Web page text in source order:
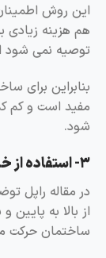
این روش
هم هزینه زیادی
توصیه نمی شود
مفید است و کم
شود.
۳- استفاده از خدمات راپل
در مقاله راپل
از بالا به
ساختمان حرکت